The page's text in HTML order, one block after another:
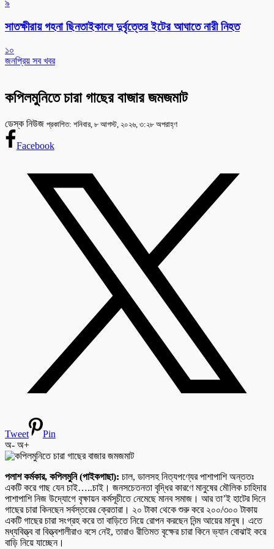
৯
সাতক্ষীরায় গহনা ছিনতাইকালে দুর্বৃত্তের ইটের আঘাতে নারী নিহত
১০
জনপ্রিয় সব খবর
কপিলমুনিতে চারা গাছের বাজার জমজমাট
ডেস্ক নিউজ প্রকাশিত: শনিবার, ৮ আগস্ট, ২০২৬, ৩:২৮ অপরাহ্ণ
Facebook
Tweet
Pin
অ- অ+
পলাশ কর্মকার, কপিলমুনি (পাইকগাছা): চাল, ডালসহ নিত্যপণ্যের পাশাপাশি অন্ততঃ
একটি করে গাছ যেন চাই…..চাই। জনসচেতনতা বৃদ্ধির কারণে মানুষের মৌলিক চাহিদার
পাশাপাশি নিজ উদ্যোগে বৃক্ষায়ন কর্মসূচীতে নেমেছে মানব সমাজ। আর তা’ই হাটের দিনে
গাছের চারা কিনছেন সর্বস্তরের ক্রেতারা। ২০ টাকা থেকে শুরু করে ২০০/৩০০ টাকায়
একটি গাছের চারা সংগ্রহ করে তা বাড়িতে নিয়ে রোপন করছেন নিন্ম আয়ের মানুষ। এতে
মধ্যবিত্ত্ব বা বিত্ত্বশালীরাও বসে নেই, তারাও রীতিমত বৃক্ষের চারা কিনে ভ্যান বোঝাই করে
বাড়ি নিয়ে যাচ্ছেন।